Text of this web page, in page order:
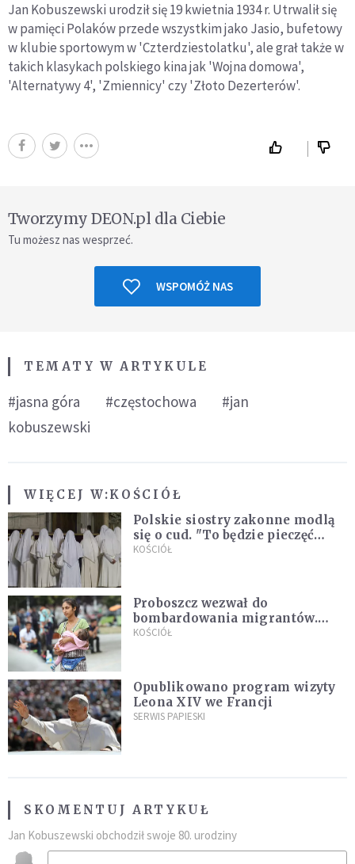
Jan Kobuszewski urodził się 19 kwietnia 1934 r. Utrwalił się
w pamięci Polaków przede wszystkim jako Jasio, bufetowy
w klubie sportowym w 'Czterdziestolatku', ale grał także w
takich klasykach polskiego kina jak 'Wojna domowa',
'Alternatywy 4', 'Zmiennicy' czy 'Złoto Dezerterów'.
Tworzymy DEON.pl dla Ciebie
Tu możesz nas wesprzeć.
WSPOMÓŻ NAS
TEMATY W ARTYKULE
#jasna góra #częstochowa
#jan
kobuszewski
WIĘCEJ W:KOŚCIÓŁ
Polskie siostry zakonne modlą
się o cud. "To będzie pieczęć
Pana Boga dla naszej wiary"
KOŚCIÓŁ
Proboszcz wezwał do
bombardowania migrantów.
"Masowy ogień przeciwko
KOŚCIÓŁ
Opublikowano program wizyty
Leona XIV we Francji
SERWIS PAPIESKI
SKOMENTUJ ARTYKUŁ
Jan Kobuszewski obchodził swoje 80. urodziny